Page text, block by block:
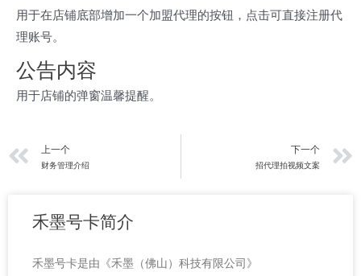
用于在店铺底部增加一个加盟代理的按钮，点击可直接注册代
理账号。
公告内容
用于店铺的弹窗温馨提醒。
上一页
上一个
财务管理介绍
下一个
招代理拍视频文案
禾墨号卡简介
禾墨号卡是由《禾墨（佛山）科技有限公司》